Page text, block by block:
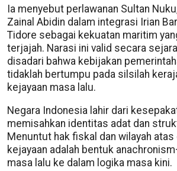
Ia menyebut perlawanan Sultan
Zainal Abidin dalam integrasi Irian
Tidore sebagai kekuatan maritim
terjajah. Narasi ini valid secara
disadari bahwa kebijakan
tidaklah bertumpu pada silsilah
kejayaan masa lalu.
Negara Indonesia lahir dari
memisahkan identitas adat dan
Menuntut hak fiskal dan wilayah
kejayaan adalah bentuk
masa lalu ke dalam logika masa kini.